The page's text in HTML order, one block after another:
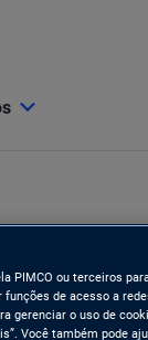
PIMCO ou terceiros
de acesso a
gerenciar o uso de
Você também pode